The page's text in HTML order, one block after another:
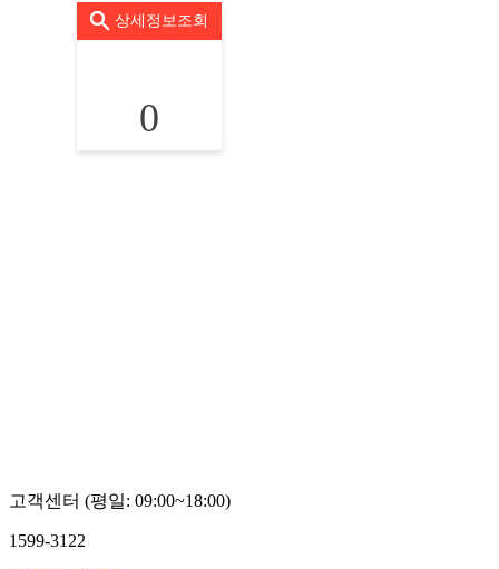
상세정보조회
0
고객센터 (평일: 09:00~18:00)
1599-3122